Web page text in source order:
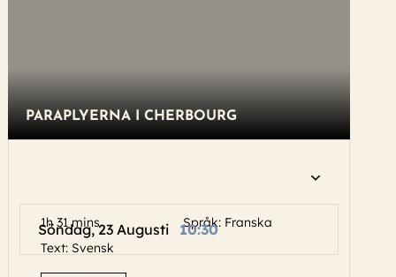
PARAPLYERNA I CHERBOURG
Söndag, 23 Augusti 10:30
1h 31 mins
Språk: Franska
Text: Svensk